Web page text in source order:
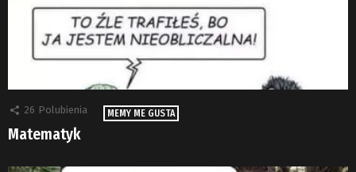
26 Polubienia MEMY ME GUSTA
Matematyk